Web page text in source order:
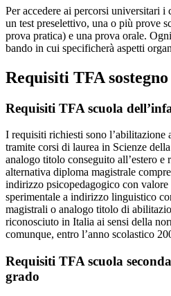
Per accedere ai percorsi universitari i
un test preselettivo, una o più prove
prova pratica) e una prova orale.
bando in cui specificherà aspetti
Requisiti TFA sostegno
Requisiti TFA scuola
I requisiti richiesti sono l’abilitazione
tramite corsi di laurea in Scienze
analogo titolo conseguito all’estero
alternativa diploma magistrale
indirizzo psicopedagogico con
sperimentale a indirizzo linguistico
magistrali o analogo titolo di
riconosciuto in Italia ai sensi della
comunque, entro l’anno scolastico
Requisiti TFA scuola
grado